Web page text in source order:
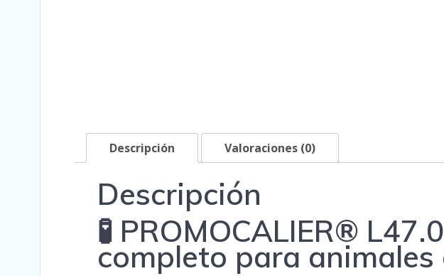
Descripción Valoraciones (0)
Descripción
🧪 PROMOCALIER®
completo para